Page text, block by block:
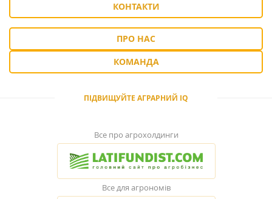
КОНТАКТИ
ПРО НАС
КОМАНДА
ПІДВИЩУЙТЕ АГРАРНИЙ IQ
Все про агрохолдинги
Все для агрономів